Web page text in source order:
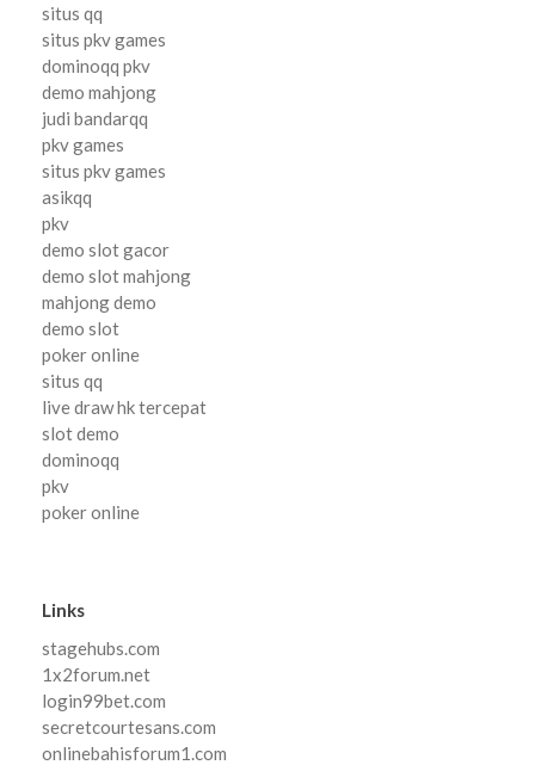
situs qq
situs pkv games
dominoqq pkv
demo mahjong
judi bandarqq
pkv games
situs pkv games
asikqq
pkv
demo slot gacor
demo slot mahjong
mahjong demo
demo slot
poker online
situs qq
live draw hk tercepat
slot demo
dominoqq
pkv
poker online
Links
stagehubs.com
1x2forum.net
login99bet.com
secretcourtesans.com
onlinebahisforum1.com